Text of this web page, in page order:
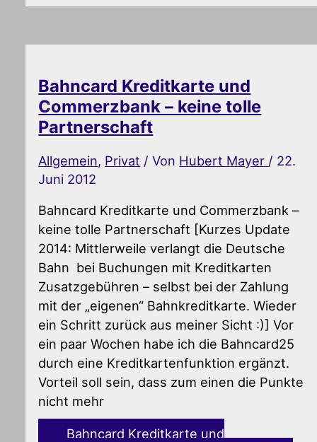
Bahncard Kreditkarte und
Commerzbank – keine tolle
Partnerschaft
Allgemein, Privat / Von Hubert Mayer / 22.
Juni 2012
Bahncard Kreditkarte und Commerzbank –
keine tolle Partnerschaft [Kurzes Update
2014: Mittlerweile verlangt die Deutsche
Bahn bei Buchungen mit Kreditkarten
Zusatzgebühren – selbst bei der Zahlung
mit der „eigenen“ Bahnkreditkarte. Wieder
ein Schritt zurück aus meiner Sicht :)] Vor
ein paar Wochen habe ich die Bahncard25
durch eine Kreditkartenfunktion ergänzt.
Vorteil soll sein, dass zum einen die Punkte
nicht mehr
Bahncard Kreditkarte und